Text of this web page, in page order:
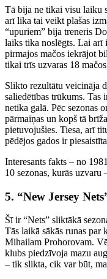
Tā bija ne tikai visu laiku
arī lika tai veikt plašas
“upuriem” bija treneris
laiks tika noslēgts. Lai arī
pirmajos mačos iekrājot
tikai trīs uzvaras 18
Slikto rezultātu veicināja
saliedētības trūkums. Tas
netika galā. Pēc sezonas
pārmaiņas un kopš tā
pietuvojušies. Tiesa, arī
pēdējos gados ir
Interesants fakts – no
10 sezonas, kurās
5. “New Jersey
Šī ir “Nets” sliktākā
Tās laikā sākās runas
Mihailam Prohorovam.
klubs piedzīvoja mazu
– tik slikta, cik var būt,